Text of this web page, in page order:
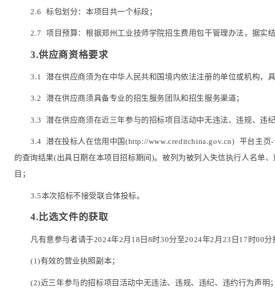
2.6 标包划分：本项目共一个标段；
2.7 项目预算：根据郑州工业技师学院招生费用包干管理办法，据实结
3.供应商资格要求
3.1 潜在供应商须为在中华人民共和国境内依法注册的单位或机构，具
3.2 潜在供应商须具备专业的招生服务团队和招生服务渠道；
3.3 潜在供应商须在近三年参与的招标项目活动中无违法、违规、违纪
3.4 潜在投标人在信用中国(http://www.creditchina.gov.cn) 平台主页
的查询结果(出具日期在本项目招标期间)。被列为被列入失信执行人名单
目；
3.5本次招标不接受联合体投标。
4.比选文件的获取
凡有意参与者请于2024年2月18日8时30分至2024年2月23日17时00
(1)有效的营业执照副本；
(2)近三年参与的招标项目活动中无违法、违规、违纪、违约行为声明；